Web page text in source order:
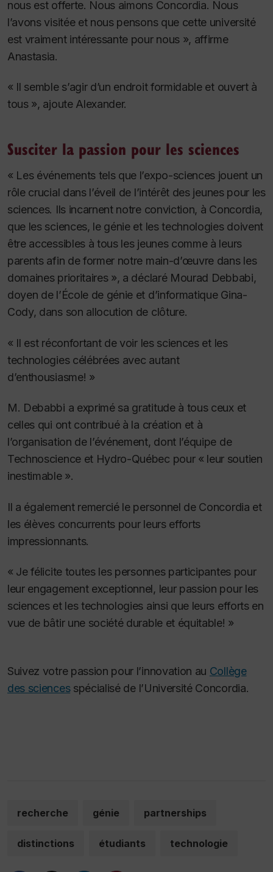
nous est offerte. Nous aimons Concordia. Nous
l’avons visitée et nous pensons que cette université
est vraiment intéressante pour nous », affirme
Anastasia.
« Il semble s’agir d’un endroit formidable et ouvert à
tous », ajoute Alexander.
Susciter la passion pour les sciences
« Les événements tels que l’expo-sciences jouent un
rôle crucial dans l’éveil de l’intérêt des jeunes pour les
sciences. Ils incarnent notre conviction, à Concordia,
que les sciences, le génie et les technologies doivent
être accessibles à tous les jeunes comme à leurs
parents afin de former notre main-d’œuvre dans les
domaines prioritaires », a déclaré Mourad Debbabi,
doyen de l’École de génie et d’informatique Gina-
Cody, dans son allocution de clôture.
« Il est réconfortant de voir les sciences et les
technologies célébrées avec autant
d’enthousiasme! »
M. Debabbi a exprimé sa gratitude à tous ceux et
celles qui ont contribué à la création et à
l’organisation de l’événement, dont l’équipe de
Technoscience et Hydro-Québec pour « leur soutien
inestimable ».
Il a également remercié le personnel de Concordia et
les élèves concurrents pour leurs efforts
impressionnants.
« Je félicite toutes les personnes participantes pour
leur engagement exceptionnel, leur passion pour les
sciences et les technologies ainsi que leurs efforts en
vue de bâtir une société durable et équitable! »
Suivez votre passion pour l’innovation au Collège
des sciencesspécialisé de l’Université Concordia.
recherche génie partnerships
distinctions étudiants technologie